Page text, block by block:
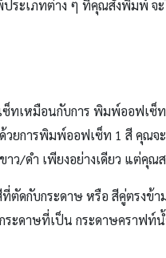
ระเภทต่าง ๆ ที่คุณสั่งพิมพ์
ทเหมือนกับการ พิมพ์ออฟเซ็
ยการพิมพ์ออฟเซ็ท 1 สี คุณจ
าว/ดำ เพียงอย่างเดียว แต่
ดกับกระดาษ หรือ สีคู่ตรงข้
ระดาษที่เป็น กระดาษครา